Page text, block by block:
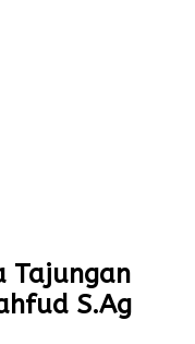
Tajungan
S.Ag